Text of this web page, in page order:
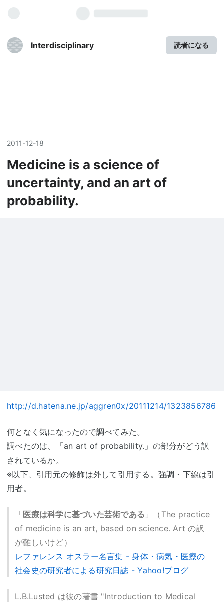
Interdisciplinary 読者になる
2011-12-18
Medicine is a science of
uncertainty, and an art of
probability.
http://d.hatena.ne.jp/aggren0x/20111214/1323856786
何となく気になったので調べてみた。
調べたのは、「an art of probability.」の部分がどう訳
されているか。
※以下、引用元の修飾は外して引用する。強調・下線は引
用者。
「医療は科学に基づいた芸術である 」（The practice
of medicine is an art, based on science. Art の訳
が難しいけど）
レファレンス オスラー名言集 - 身体・病気・医療の
社会史の研究者による研究日誌 - Yahoo!ブログ
L.B.Lusted は彼の著書 "Introduction to Medical